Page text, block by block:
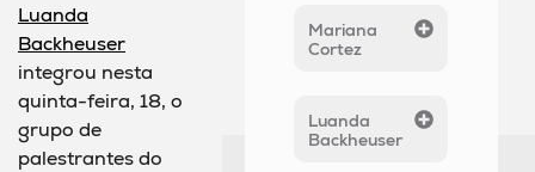
Luanda
Backheuser
integrou nesta
quinta-feira, 18, o
grupo de
palestrantes do
Mariana
Cortez
Luanda
Backheuser